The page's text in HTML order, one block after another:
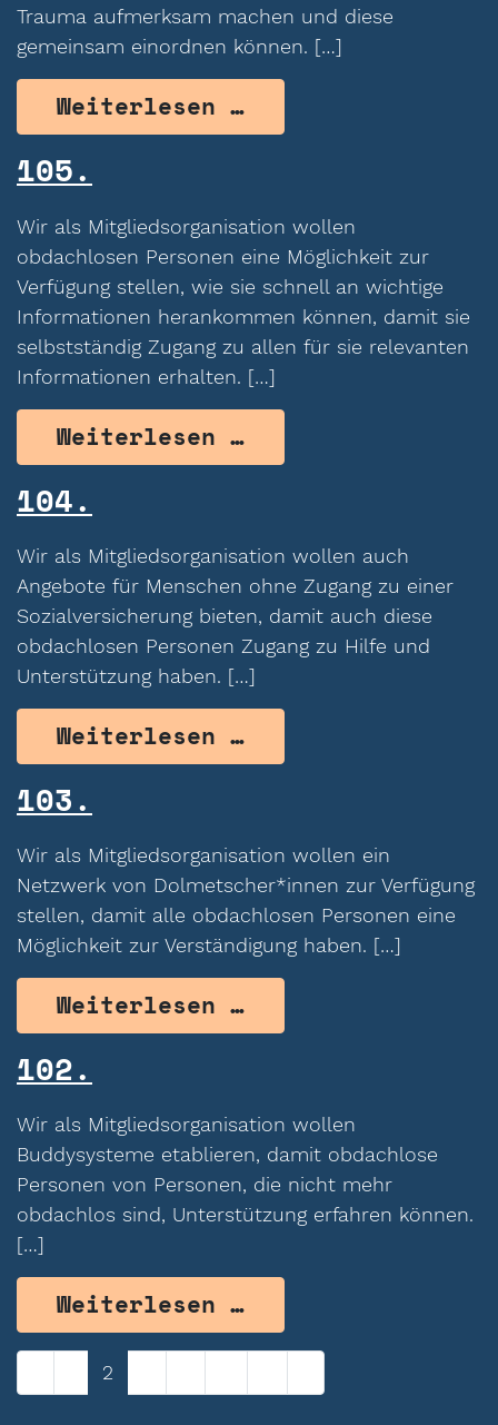
Trauma aufmerksam machen und diese
gemeinsam einordnen können. […]
Weiterlesen …from 117.
105.
Wir als Mitgliedsorganisation wollen
obdachlosen Personen eine Möglichkeit zur
Verfügung stellen, wie sie schnell an wichtige
Informationen herankommen können, damit sie
selbstständig Zugang zu allen für sie relevanten
Informationen erhalten. […]
Weiterlesen …from 105.
104.
Wir als Mitgliedsorganisation wollen auch
Angebote für Menschen ohne Zugang zu einer
Sozialversicherung bieten, damit auch diese
obdachlosen Personen Zugang zu Hilfe und
Unterstützung haben. […]
Weiterlesen …from 104.
103.
Wir als Mitgliedsorganisation wollen ein
Netzwerk von Dolmetscher*innen zur Verfügung
stellen, damit alle obdachlosen Personen eine
Möglichkeit zur Verständigung haben. […]
Weiterlesen …from 103.
102.
Wir als Mitgliedsorganisation wollen
Buddysysteme etablieren, damit obdachlose
Personen von Personen, die nicht mehr
obdachlos sind, Unterstützung erfahren können.
[…]
Weiterlesen …from 102.
Beitragsnavigation
2